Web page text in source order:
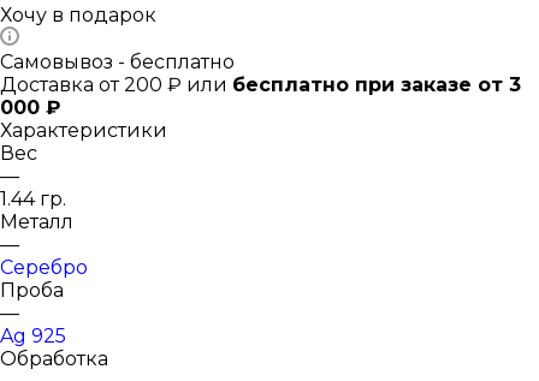
Хочу в подарок
Самовывоз - бесплатно
Доставка от 200 ₽ или бесплатно при заказе от 3
000 ₽
Характеристики
Вес
—
1.44 гр.
Металл
—
Серебро
Проба
—
Ag 925
Обработка